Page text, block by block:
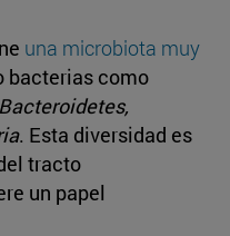
una microbiota muy
bacterias como
. Esta diversidad es
tracto
un papel